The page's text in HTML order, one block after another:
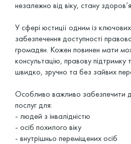
незалежно від віку, стану
У сфері юстиції одним із ключових
забезпечення доступності
громадян. Кожен повинен мати
консультацію, правову підтримку
швидко, зручно та без зайвих
Особливо важливо забезпечити
послуг для:
- людей з інвалідністю
- осіб похилого віку
- внутрішньо переміщених осіб